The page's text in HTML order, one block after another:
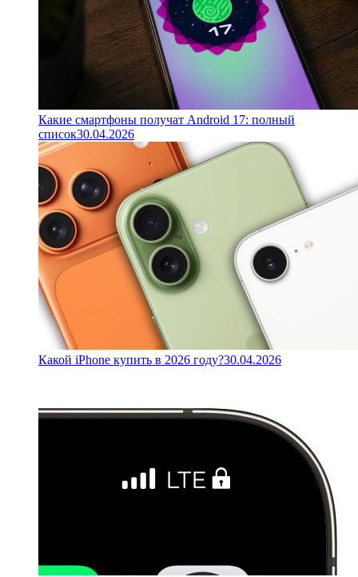
Какие смартфоны получат Android 17: полный
список30.04.2026
Какой iPhone купить в 2026 году?30.04.2026